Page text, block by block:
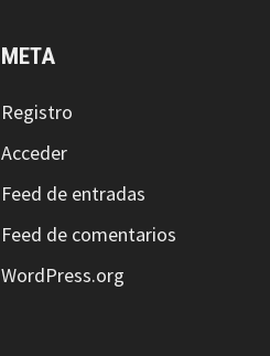
META
Registro
Acceder
Feed de entradas
Feed de comentarios
WordPress.org